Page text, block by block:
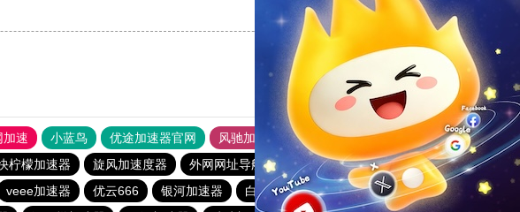
支持[0] 反对[0]
加速 小蓝鸟 优途加速器官网 风驰加速器
旋风加速器
柠檬加速器 旋风加速度器 外网网址导航 软件中心
蜜蜂加速器
veee加速器 优云666 银河加速器 白鲸加速器 海外梯子官网
青柠加速器